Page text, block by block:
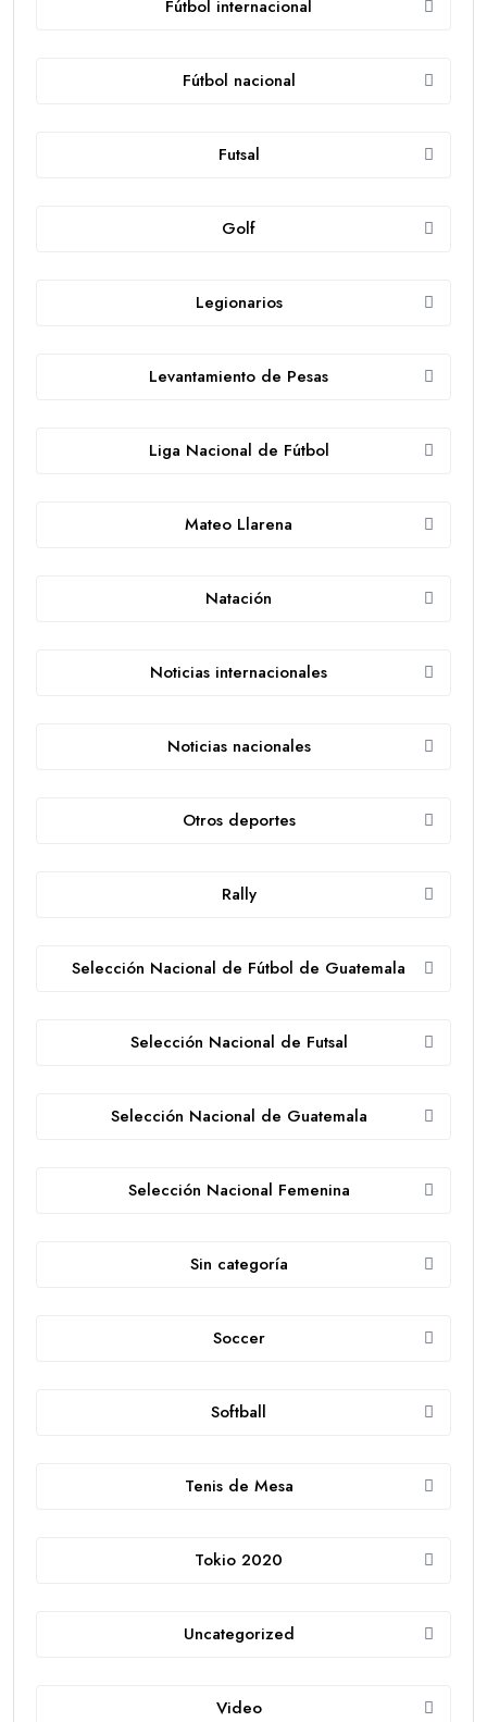
Fútbol internacional
Fútbol nacional
Futsal
Golf
Legionarios
Levantamiento de Pesas
Liga Nacional de Fútbol
Mateo Llarena
Natación
Noticias internacionales
Noticias nacionales
Otros deportes
Rally
Selección Nacional de Fútbol de Guatemala
Selección Nacional de Futsal
Selección Nacional de Guatemala
Selección Nacional Femenina
Sin categoría
Soccer
Softball
Tenis de Mesa
Tokio 2020
Uncategorized
Video